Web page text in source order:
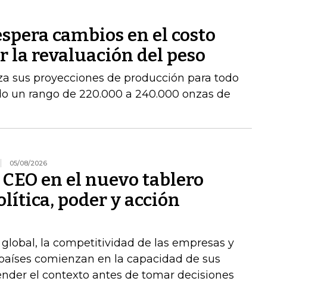
cambios en el costo
la revaluación del peso
sus proyecciones de producción para todo
un rango de 220.000 a 240.000 onzas de
05/08/2026
en el nuevo tablero
poder y acción
la competitividad de las empresas y
comienzan en la capacidad de sus
el contexto antes de tomar decisiones